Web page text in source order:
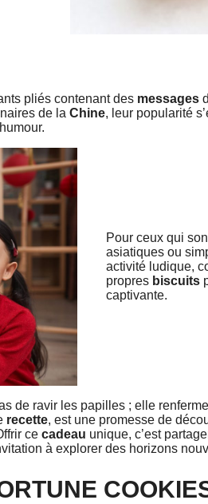
pliés contenant des messages
de la Chine, leur popularité
Pour ceux qui
asiatiques ou
activité ludique,
propres biscuits
captivante.
de ravir les papilles ; elle
recette, est une promesse de
ce cadeau unique, c’est
à explorer des horizons